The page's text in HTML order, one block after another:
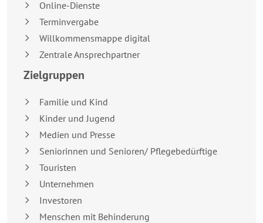
Online-Dienste
Terminvergabe
Willkommensmappe digital
Zentrale Ansprechpartner
Zielgruppen
Familie und Kind
Kinder und Jugend
Medien und Presse
Seniorinnen und Senioren/ Pflegebedürftige
Touristen
Unternehmen
Investoren
Menschen mit Behinderung